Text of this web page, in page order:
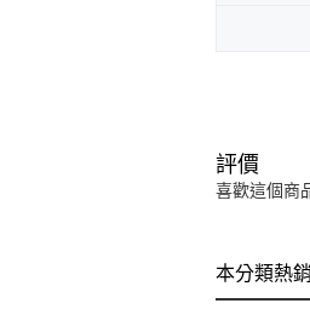
評價
喜歡這個商
本分類熱銷